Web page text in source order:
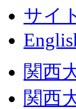
サイ
関西
関西